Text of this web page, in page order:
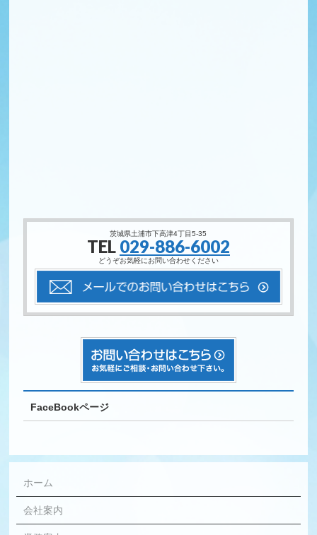
茨城県土浦市下高津4丁目5-35
TEL 029-886-6002
どうぞお気軽にお問い合わせください
FaceBookページ
ホーム
会社案内